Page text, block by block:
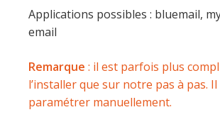
Applications possibles : bluemail,
email
Remarque : il est parfois plus
l’installer que sur notre pas à pas.
paramétrer manuellement.